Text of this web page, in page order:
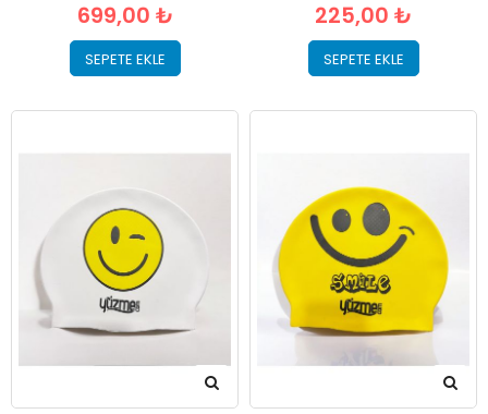
699,00 ₺
SEPETE EKLE
225,00 ₺
SEPETE EKLE